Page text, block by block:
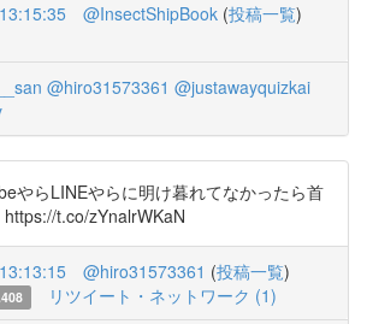
@InsectShipBook (投稿一覧)
@hiro31573361 @justawayquizkai
やらLINEやらに明け暮れてなかったら首
t.co/zYnalrWKaN
@hiro31573361 (投稿一覧)
リツイート・ネットワーク (1)